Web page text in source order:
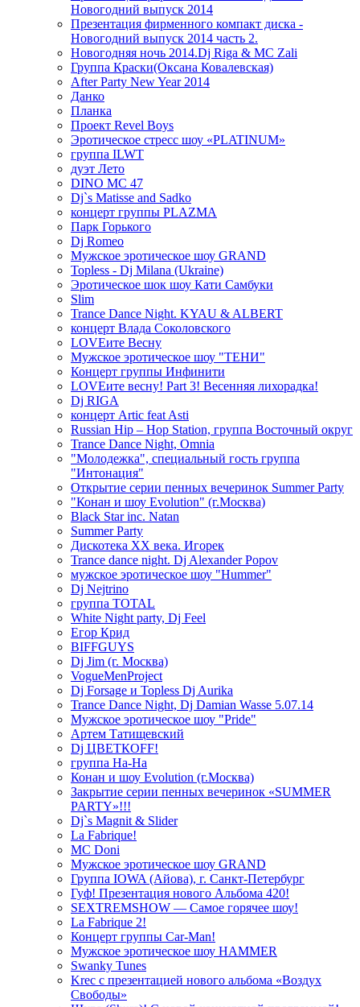
Новогодний выпуск 2014
Презентация фирменного компакт диска -
Новогодний выпуск 2014 часть 2.
Новогодняя ночь 2014.Dj Riga & MC Zali
Группа Краски(Оксана Ковалевская)
After Party New Year 2014
Данко
Планка
Проект Revel Boys
Эротическое стресс шоу «PLATINUM»
группа ILWT
дуэт Лето
DINO MC 47
Dj`s Matisse and Sadko
концерт группы PLAZMA
Парк Горького
Dj Romeo
Мужское эротическое шоу GRAND
Topless - Dj Milana (Ukraine)
Эротическое шок шоу Кати Самбуки
Slim
Trance Dance Night. KYAU & ALBERT
концерт Влада Соколовского
LOVEите Весну
Мужское эротическое шоу "ТЕНИ"
Концерт группы Инфинити
LOVEите весну! Part 3! Весенняя лихорадка!
Dj RIGA
концерт Artic feat Asti
Russian Hip – Hop Station, группа Восточный округ
Trance Dance Night, Omnia
"Молодежка", специальный гость группа
"Интонация"
Открытие серии пенных вечеринок Summer Party
"Конан и шоу Evolution" (г.Москва)
Black Star inc. Natan
Summer Party
Дискотека ХХ века. Игорек
Trance dance night. Dj Alexander Popov
мужское эротическое шоу "Hummer"
Dj Nejtrino
группа TOTAL
White Night party, Dj Feel
Егор Крид
BIFFGUYS
Dj Jim (г. Москва)
VogueMenProject
Dj Forsage и Topless Dj Aurika
Trance Dance Night, Dj Damian Wasse 5.07.14
Мужское эротическое шоу "Pride"
Артем Татищевский
Dj ЦВЕТКOFF!
группа На-На
Конан и шоу Evolution (г.Москва)
Закрытие серии пенных вечеринок «SUMMER
PARTY»!!!
Dj`s Magnit & Slider
La Fabrique!
MC Doni
Мужское эротическое шоу GRAND
Группа IOWA (Айова), г. Санкт-Петербург
Гуф! Презентация нового Альбома 420!
SEXTREMSHOW — Самое горячее шоу!
La Fabrique 2!
Концерт группы Car-Man!
Мужское эротическое шоу HAMMER
Swanky Tunes
Krec с презентацией нового альбома «Воздух
Свободы»